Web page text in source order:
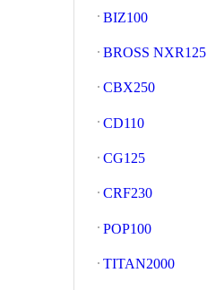
BIZ100
BROSS NXR125
CBX250
CD110
CG125
CRF230
POP100
TITAN2000